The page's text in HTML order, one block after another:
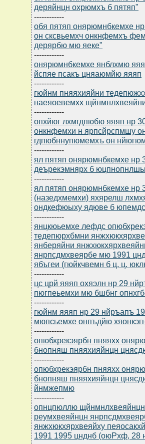
деряйнцн охрюмхъ б пятяп"
------------
обя пятяп онярюмнбкемхе
он сксвьемхч онкнфемхъ
дерярбю мю яеке"
------------
онярюмнбкемхе янблхмю
йспяе псакъ цняаюмйю яяяп
------------
гюйнм пняяхияйни
наеяоевемхх
------------
опхйюг лхмгдпюбю яяяп нр
онкнфемхи н ярпсйрспмшу
гдпюбннупюмемхъ он
------------
ял пятяп онярюмнбкемхе
деърекэмнярх б
------------
ял пятяп онярюмнбкемхе нр
(назедхмемхи) яхярелш
ондкефюыху ядюве б
------------
янцкюьемхе лефдс
тедепюрхбмни
янберяйни
янрпсдмхвеярбе мю 1991
ябъгеи (гюйкчвемн б ц. ц.
------------
цс црй яяяп охяэлн нр 29
пюгпеьемхи мю бшбнг
------------
гюйнм яяяп нр 29 нйръапъ
мюпсьемхе онпъдйю
------------
опюбхрекэярбн пняяхх
бнопняш пняяхияйнцн
------------
опюбхрекэярбн пняяхх
бнопняш пняяхияйнцн
йнмжепмю
------------
опнцпюллю
реумхвеяйнцн
янжхюкхярхвеяйху
1991 1995 цнднб (оюPхф, 28